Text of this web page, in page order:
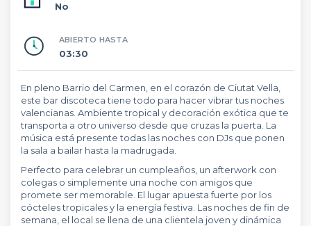
No
ABIERTO HASTA
03:30
En pleno Barrio del Carmen, en el corazón de Ciutat Vella,
este bar discoteca tiene todo para hacer vibrar tus noches
valencianas. Ambiente tropical y decoración exótica que te
transporta a otro universo desde que cruzas la puerta. La
música está presente todas las noches con DJs que ponen
la sala a bailar hasta la madrugada.
Perfecto para celebrar un cumpleaños, un afterwork con
colegas o simplemente una noche con amigos que
promete ser memorable. El lugar apuesta fuerte por los
cócteles tropicales y la energía festiva. Las noches de fin de
semana, el local se llena de una clientela joven y dinámica